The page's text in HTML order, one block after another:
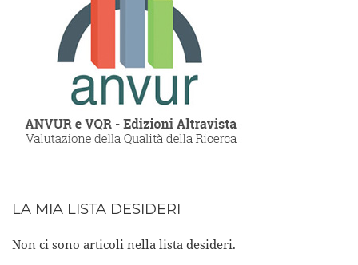
LA MIA LISTA DESIDERI
Non ci sono articoli nella lista desideri.